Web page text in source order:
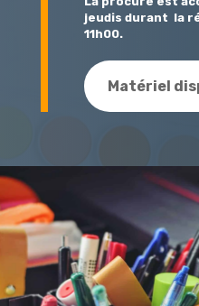
jeudis durant la
11h00.
Matériel